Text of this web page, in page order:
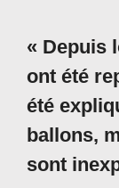
« Depuis
ont été
été
ballons,
sont